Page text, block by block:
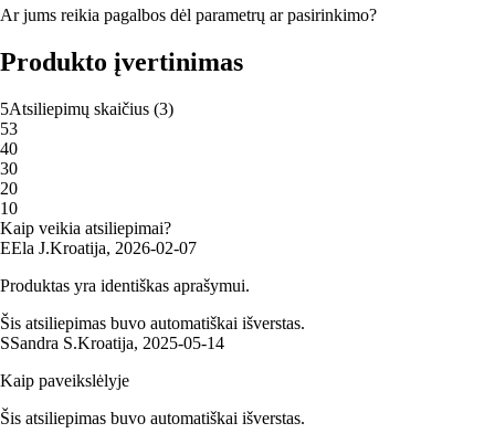
Ar jums reikia pagalbos dėl parametrų ar pasirinkimo?
Produkto įvertinimas
5Atsiliepimų skaičius (3)
53
40
30
20
10
Kaip veikia atsiliepimai?
EEla J.Kroatija, 2026‑02‑07
Produktas yra identiškas aprašymui.
Šis atsiliepimas buvo automatiškai išverstas.
SSandra S.Kroatija, 2025‑05‑14
Kaip paveikslėlyje
Šis atsiliepimas buvo automatiškai išverstas.